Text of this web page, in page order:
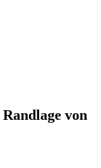
von